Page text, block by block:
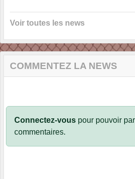
Voir toutes les news
COMMENTEZ LA NEWS
Connectez-vous pour pouvoir
commentaires.